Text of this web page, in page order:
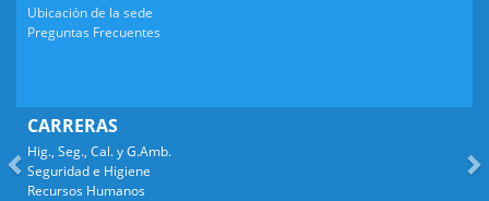
Ubicación de la sede
Preguntas Frecuentes
CARRERAS
Hig., Seg., Cal. y G.Amb.
Seguridad e Higiene
Recursos Humanos